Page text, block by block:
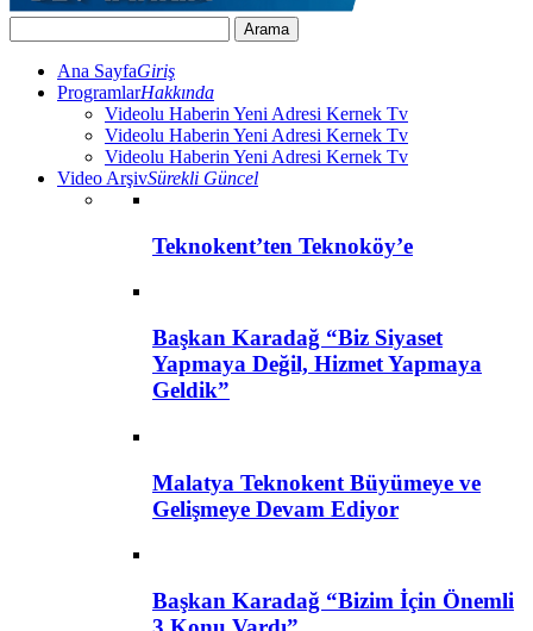
Ana SayfaGiriş
ProgramlarHakkında
Videolu Haberin Yeni Adresi Kernek Tv
Videolu Haberin Yeni Adresi Kernek Tv
Videolu Haberin Yeni Adresi Kernek Tv
Video ArşivSürekli Güncel
Teknokent’ten Teknoköy’e
Başkan Karadağ “Biz Siyaset
Yapmaya Değil, Hizmet Yapmaya
Geldik”
Malatya Teknokent Büyümeye ve
Gelişmeye Devam Ediyor
Başkan Karadağ “Bizim İçin Önemli